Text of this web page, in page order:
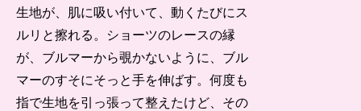
生地が、肌に吸い付いて、動くたびにス
ルリと擦れる。ショーツのレースの縁
が、ブルマーから覗かないように、ブル
マーのすそにそっと手を伸ばす。何度も
指で生地を引っ張って整えたけど、その